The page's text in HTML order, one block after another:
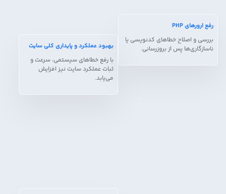
رفع ارورهای PHP
بررسی و اصلاح خطاهای کدنویسی یا
ناسازگاری‌ها پس از بروزرسانی.
بهبود عملکرد و پایداری کلی سایت
با رفع خطاهای سیستمی، سرعت و
ثبات عملکرد سایت نیز افزایش
می‌یابد.